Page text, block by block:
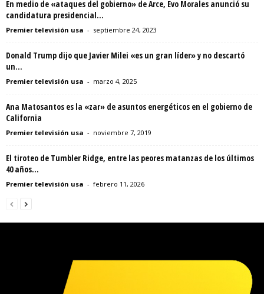
En medio de «ataques del gobierno» de Arce, Evo Morales anunció su
candidatura presidencial...
Premier televisión usa - septiembre 24, 2023
Donald Trump dijo que Javier Milei «es un gran líder» y no descartó
un...
Premier televisión usa - marzo 4, 2025
Ana Matosantos es la «zar» de asuntos energéticos en el gobierno de
California
Premier televisión usa - noviembre 7, 2019
El tiroteo de Tumbler Ridge, entre las peores matanzas de los últimos
40 años...
Premier televisión usa - febrero 11, 2026